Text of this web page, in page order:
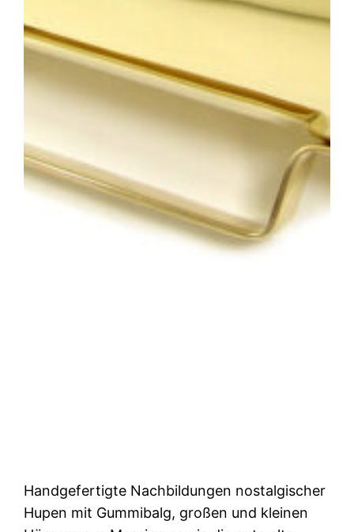
Handgefertigte Nachbildungen nostalgischer
Hupen mit Gummibalg, großen und kleinen